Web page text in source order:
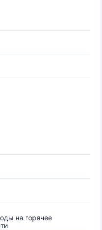
на горячее